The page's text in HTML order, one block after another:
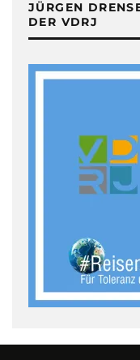
JÜRGEN
DER VDRJ